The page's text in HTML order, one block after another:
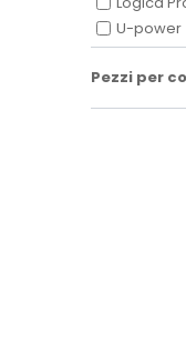
U-power
Pezzi per